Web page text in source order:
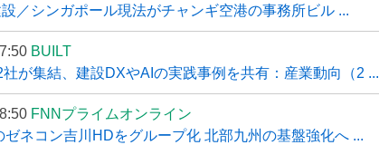
／シンガポール現法がチャンギ空港の事務所ビル ...
BUILT
が集結、建設DXやAIの実践事例を共有：産業動向（2 ...
FNNプライムオンライン
ゼネコン吉川HDをグループ化 北部九州の基盤強化へ ...